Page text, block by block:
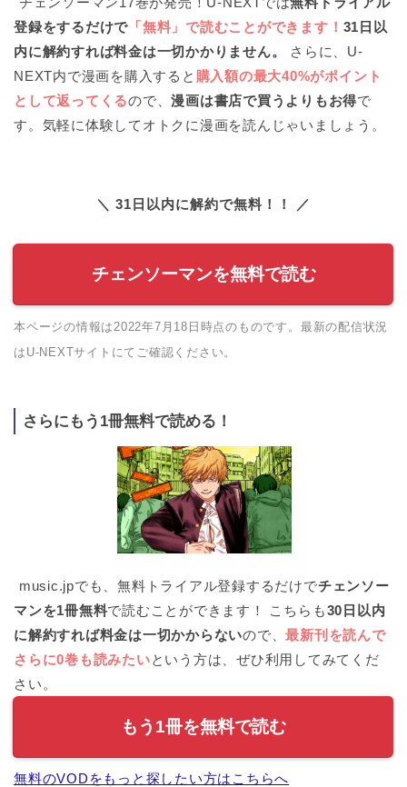
登録をするだけで 「無料」で読むことができます！ 31日以
内に解約すれば料金は一切かかりません。
さらに、U-
NEXT内で漫画を購入すると 購入額の最大40%がポイント
として返ってくるので、漫画は書店で買うよりもお得で
す。気軽に体験してオトクに漫画を読んじゃいましょう。
＼ 31日以内に解約で無料！！ ／
チェンソーマンを無料で読む
本ページの情報は2022年7月18日時点のものです。最新の配信状況
はU-NEXTサイトにてご確認ください。
さらにもう1冊無料で読める！
music.jpでも、無料トライアル登録するだけでチェンソー
マンを1冊無料で読むことができます！ こちらも30日以内
に解約すれば料金は一切かからないので、最新刊を読んで
さらに0巻も読みたいという方は、ぜひ利用してみてくだ
さい。
もう1冊を無料で読む
無料のVODをもっと探したい方はこちらへ